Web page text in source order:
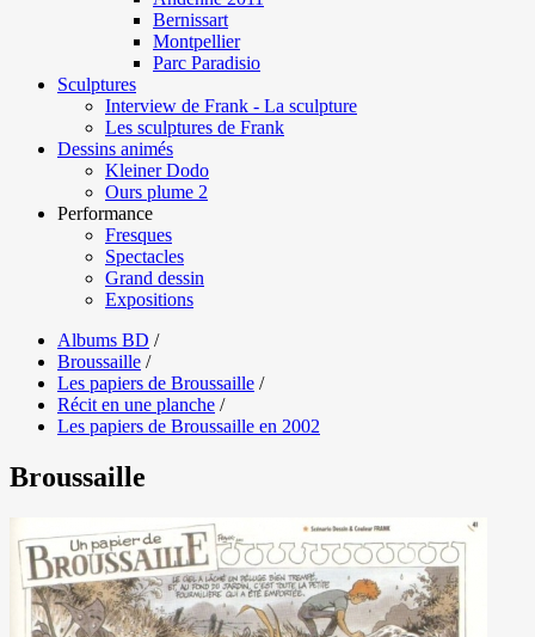
Bernissart
Montpellier
Parc Paradisio
Sculptures
Interview de Frank - La sculpture
Les sculptures de Frank
Dessins animés
Kleiner Dodo
Ours plume 2
Performance
Fresques
Spectacles
Grand dessin
Expositions
Albums BD /
Broussaille /
Les papiers de Broussaille /
Récit en une planche /
Les papiers de Broussaille en 2002
Broussaille